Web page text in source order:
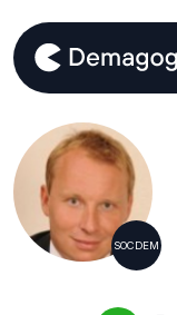
SOCDEM